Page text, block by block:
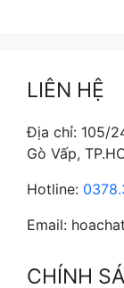
LIÊN HỆ
Địa chỉ: 105/
Gò Vấp,
Hotline:
Email:
CHÍNH